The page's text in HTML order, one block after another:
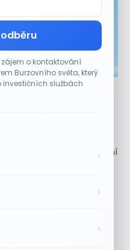
o kontaktování
Burzovního světa, který
službách
›
›
›
výprodeji
uzavřely obchodování
tlačí akcie Chipotle
zůstávají klidní